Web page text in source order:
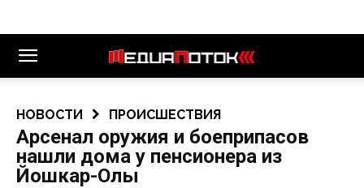
НОВОСТИ ПРОИСШЕСТВИЯ
Арсенал оружия и боеприпасов
нашли дома у пенсионера из
Йошкар-Олы